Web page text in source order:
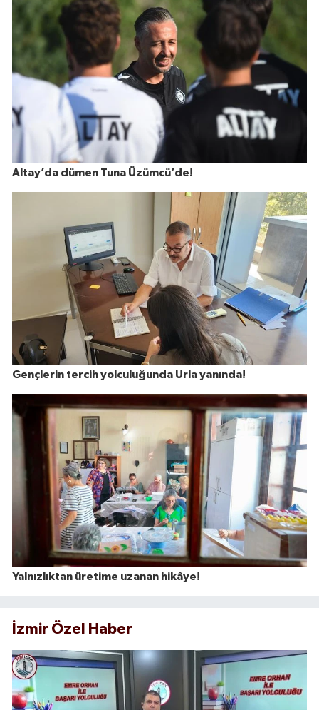
Altay’da dümen Tuna Üzümcü’de!
Gençlerin tercih yolculuğunda Urla yanında!
Yalnızlıktan üretime uzanan hikâye!
İzmir Özel Haber